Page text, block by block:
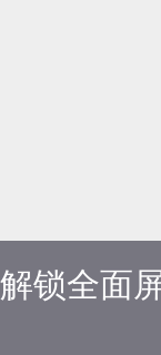
锁全面